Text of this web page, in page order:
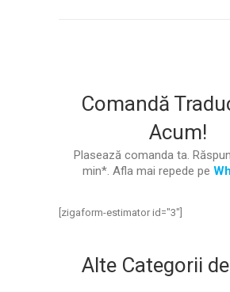
Comandă
Acum!
Plasează comanda ta.
min*. Afla mai repede pe
[zigaform-estimator id="3"]
Alte Categorii